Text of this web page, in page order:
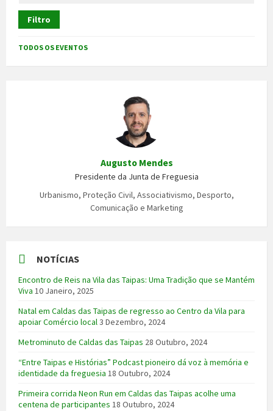
Filtro
TODOS OS EVENTOS
Augusto Mendes
Presidente da Junta de Freguesia
Urbanismo, Proteção Civil, Associativismo, Desporto,
Comunicação e Marketing
NOTÍCIAS
Encontro de Reis na Vila das Taipas: Uma Tradição que se Mantém
Viva 10 Janeiro, 2025
Natal em Caldas das Taipas de regresso ao Centro da Vila para
apoiar Comércio local3 Dezembro, 2024
Metrominuto de Caldas das Taipas 28 Outubro, 2024
“Entre Taipas e Histórias” Podcast pioneiro dá voz à memória e
identidade da freguesia 18 Outubro, 2024
Primeira corrida Neon Run em Caldas das Taipas acolhe uma
centena de participantes 18 Outubro, 2024